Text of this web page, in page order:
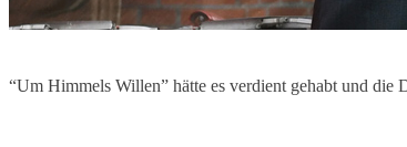
“Um Himmels Willen” hätte es verdient gehabt und die